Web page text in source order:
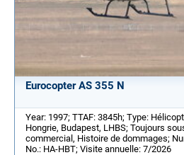
Eurocopter AS 355 N
Year: 1997; TTAF: 3845h; Type:
Hongrie, Budapest, LHBS; Toujours
commercial, Histoire de dommages;
No.: HA-HBT; Visite annuelle: 7/2026